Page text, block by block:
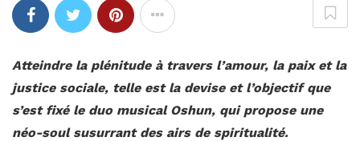
Atteindre la plénitude à travers l’amour, la paix et la
justice sociale, telle est la devise et l’objectif que
s’est fixé le duo musical Oshun, qui propose une
néo-soul susurrant des airs de spiritualité.